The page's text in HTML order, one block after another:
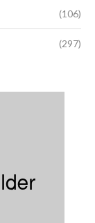
(106)
(297)